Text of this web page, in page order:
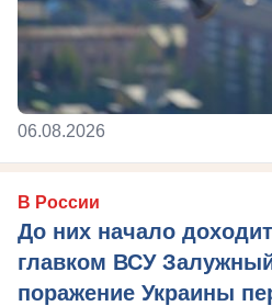
06.08.2026
В России
До них начало
главком ВСУ
поражение Украины